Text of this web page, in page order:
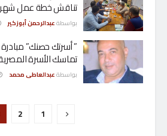
تناقش خطة عمل شهر
بواسطةعبدالرحمن أبوزكير
” أسرتك حصنك”
تماسك الأسرة
بواسطةعبدالعاطى محمد
1
2